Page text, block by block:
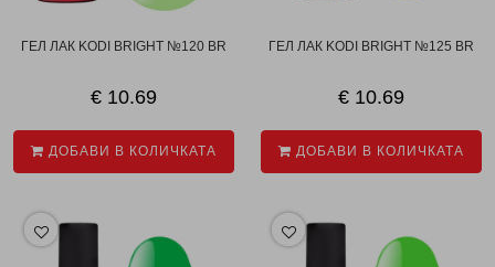
ГЕЛ ЛАК KODI BRIGHT №120 BR
€ 10.69
ДОБАВИ В КОЛИЧКАТА
ГЕЛ ЛАК KODI BRIGHT №125 BR
€ 10.69
ДОБАВИ В КОЛИЧКАТА